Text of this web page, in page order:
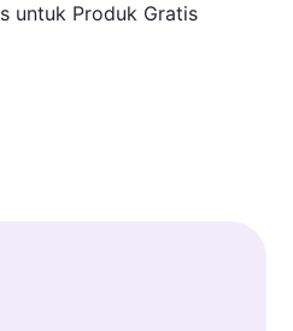
untuk Produk Gratis